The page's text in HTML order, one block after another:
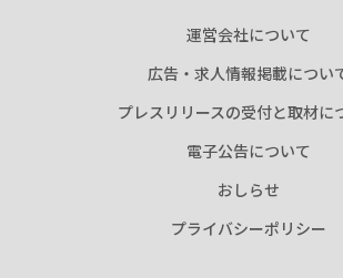
運営会社について
広告・求人情報掲載につい
プレスリリースの受付と取材に
電子公告について
おしらせ
プライバシーポリシー